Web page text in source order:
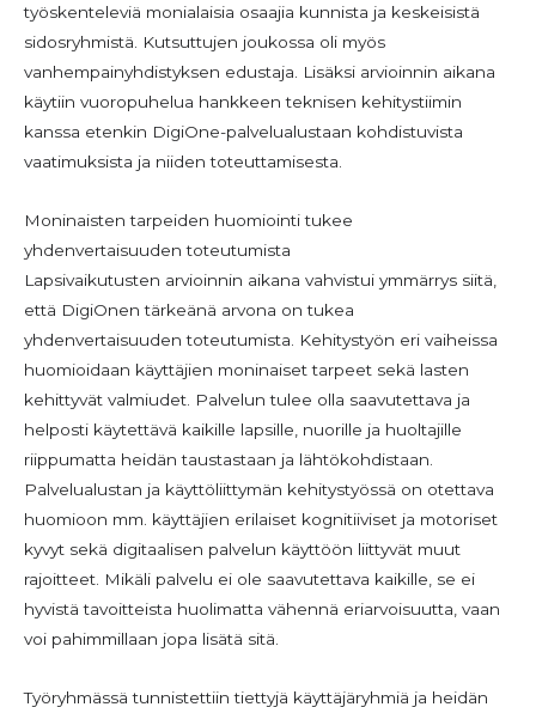
työskenteleviä monialaisia osaajia kunnista ja keskeisistä
sidosryhmistä. Kutsuttujen joukossa oli myös
vanhempainyhdistyksen edustaja. Lisäksi arvioinnin aikana
käytiin vuoropuhelua hankkeen teknisen kehitystiimin
kanssa etenkin DigiOne-palvelualustaan kohdistuvista
vaatimuksista ja niiden toteuttamisesta.
Moninaisten tarpeiden huomiointi tukee
yhdenvertaisuuden toteutumista
Lapsivaikutusten arvioinnin aikana vahvistui ymmärrys siitä,
että DigiOnen tärkeänä arvona on tukea
yhdenvertaisuuden toteutumista. Kehitystyön eri vaiheissa
huomioidaan käyttäjien moninaiset tarpeet sekä lasten
kehittyvät valmiudet. Palvelun tulee olla saavutettava ja
helposti käytettävä kaikille lapsille, nuorille ja huoltajille
riippumatta heidän taustastaan ja lähtökohdistaan.
Palvelualustan ja käyttöliittymän kehitystyössä on otettava
huomioon mm. käyttäjien erilaiset kognitiiviset ja motoriset
kyvyt sekä digitaalisen palvelun käyttöön liittyvät muut
rajoitteet. Mikäli palvelu ei ole saavutettava kaikille, se ei
hyvistä tavoitteista huolimatta vähennä eriarvoisuutta, vaan
voi pahimmillaan jopa lisätä sitä.
Työryhmässä tunnistettiin tiettyjä käyttäjäryhmiä ja heidän